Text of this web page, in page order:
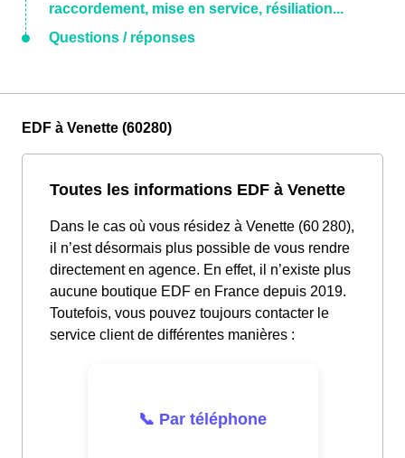
raccordement, mise en service, résiliation...
Questions / réponses
EDF à Venette (60280)
Toutes les informations EDF à Venette
Dans le cas où vous résidez à Venette (60 280),
il n’est désormais plus possible de vous rendre
directement en agence. En effet, il n’existe plus
aucune boutique EDF en France depuis 2019.
Toutefois, vous pouvez toujours contacter le
service client de différentes manières :
📞 Par téléphone